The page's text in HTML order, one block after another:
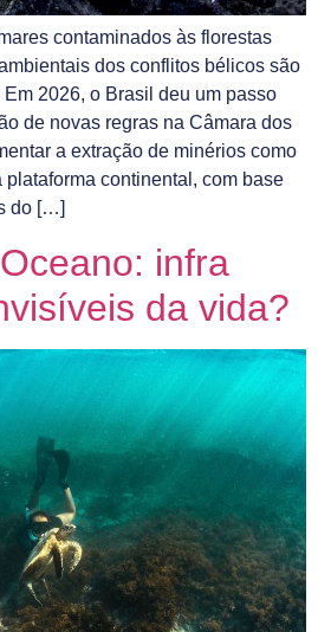
contaminados às florestas
dos conflitos bélicos são
2026, o Brasil deu um passo
de novas regras na Câmara dos
a extração de minérios como
plataforma continental, com base
do […]
infra
da vida?